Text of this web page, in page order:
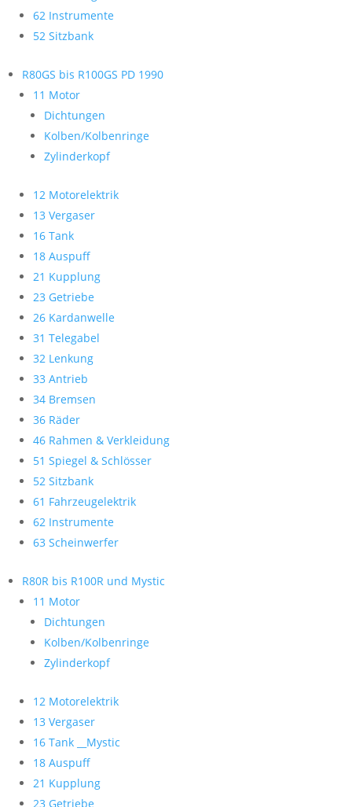
62 Instrumente
52 Sitzbank
R80GS bis R100GS PD 1990
11 Motor
Dichtungen
Kolben/Kolbenringe
Zylinderkopf
12 Motorelektrik
13 Vergaser
16 Tank
18 Auspuff
21 Kupplung
23 Getriebe
26 Kardanwelle
31 Telegabel
32 Lenkung
33 Antrieb
34 Bremsen
36 Räder
46 Rahmen & Verkleidung
51 Spiegel & Schlösser
52 Sitzbank
61 Fahrzeugelektrik
62 Instrumente
63 Scheinwerfer
R80R bis R100R und Mystic
11 Motor
Dichtungen
Kolben/Kolbenringe
Zylinderkopf
12 Motorelektrik
13 Vergaser
16 Tank __Mystic
18 Auspuff
21 Kupplung
23 Getriebe